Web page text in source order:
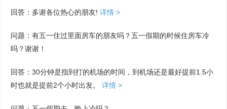
回答：多谢各位热心的朋友! 详情 >
问题：有五一住过里面房车的朋友吗？五一假期的时候住房车冷
吗？谢谢！
回答：30分钟是指到打的机场的时间，到机场还是最好提前1.5小
时也就是提前2个小时出发。
详情 >